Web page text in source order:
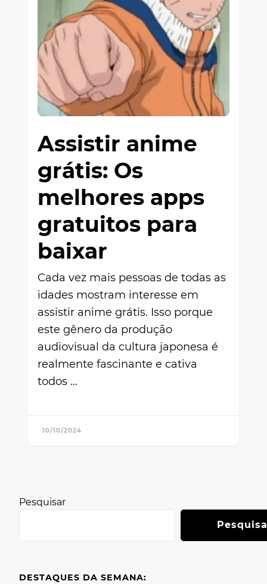
Assistir anime
grátis: Os
melhores apps
gratuitos para
baixar
Cada vez mais pessoas de todas as
idades mostram interesse em
assistir anime grátis. Isso porque
este gênero da produção
audiovisual da cultura japonesa é
realmente fascinante e cativa
todos …
10/10/2024
Pesquisar
DESTAQUES DA SEMANA: